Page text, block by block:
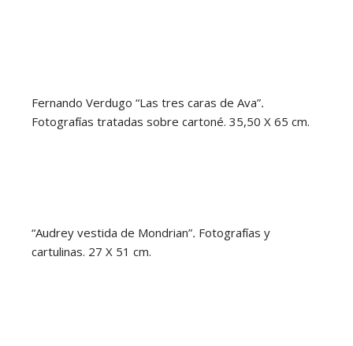
Fernando Verdugo “Las tres caras de Ava”.
Fotografías tratadas sobre cartoné. 35,50 X 65 cm.
“Audrey vestida de Mondrian”. Fotografías y
cartulinas. 27 X 51 cm.